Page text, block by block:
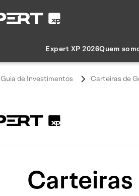
Expert XP 2026Quem
Guia de Investimentos Carteiras de
Carteiras